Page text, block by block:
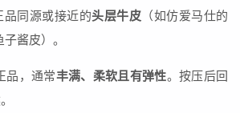
品同源或接近的头层牛皮 （如仿爱马仕的
酱皮）。
品，通常丰满、柔软且有弹性。按压后回